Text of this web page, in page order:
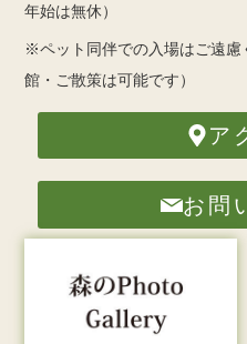
年始は無休）
※ペット同伴での入場はご遠慮
館・ご散策は可能です）
ア
お問